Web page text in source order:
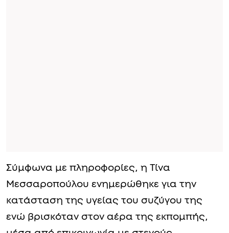
Σύμφωνα με πληροφορίες, η Τίνα
Μεσσαροπούλου ενημερώθηκε για την
κατάσταση της υγείας του συζύγου της
ενώ βρισκόταν στον αέρα της εκπομπής,